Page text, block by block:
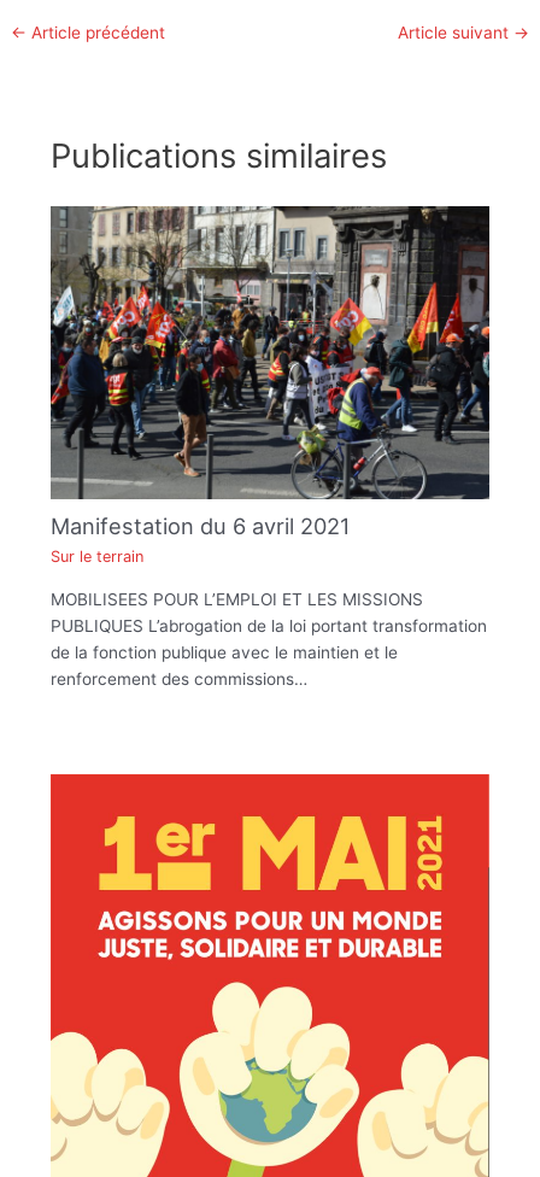
← Article précédent Article suivant →
Publications similaires
Manifestation du 6 avril 2021
Sur le terrain
MOBILISEES POUR L’EMPLOI ET LES MISSIONS
PUBLIQUES L’abrogation de la loi portant transformation
de la fonction publique avec le maintien et le
renforcement des commissions…